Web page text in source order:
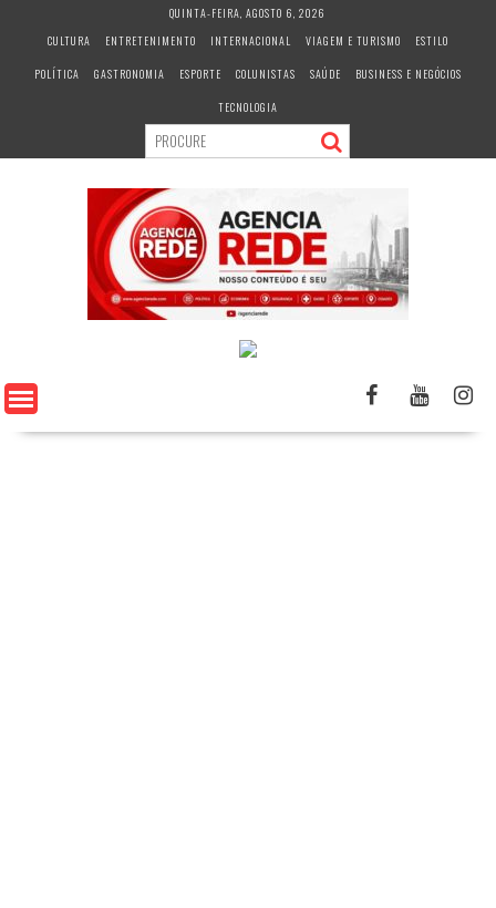
c
QUINTA-FEIRA, AGOSTO 6, 2026
CULTURA
ENTRETENIMENTO INTERNACIONAL VIAGEM E TURISMO
ESTILO
POLÍTICA
GASTRONOMIA ESPORTE COLUNISTAS SAÚDE
BUSINESS E NEGÓCIOS
TECNOLOGIA